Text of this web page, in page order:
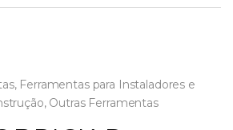
, Ferramentas para Instaladores e
, Outras Ferramentas